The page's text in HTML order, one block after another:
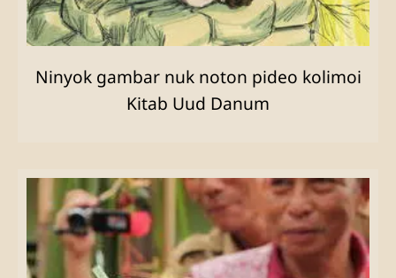
Ninyok gambar nuk noton pideo kolimoi
Kitab Uud Danum